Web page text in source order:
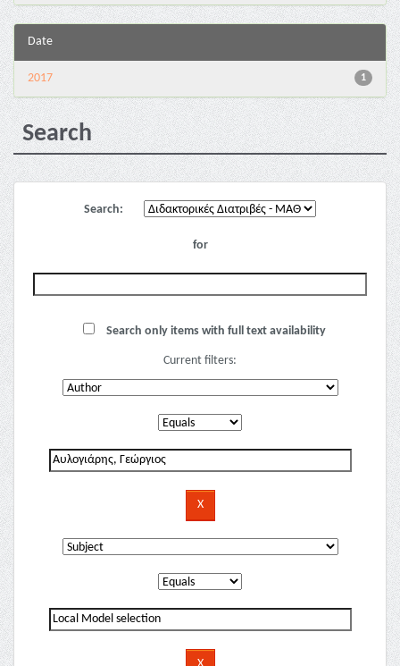
Date
1
2017
Search
Search:
for
Search only items with full text availability
Current filters: